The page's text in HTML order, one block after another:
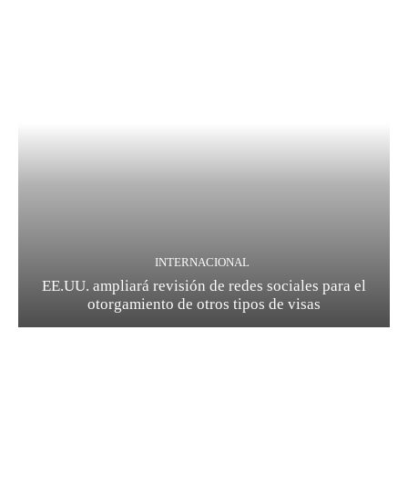
INTERNACIONAL
EE.UU. ampliará revisión de redes sociales para el
otorgamiento de otros tipos de visas